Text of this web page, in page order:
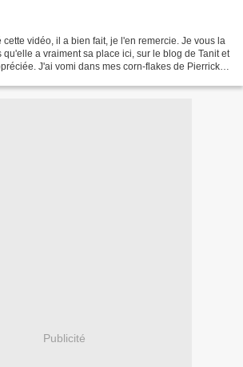
vidéo, il a bien fait, je l'en remercie. Je vous la
a vraiment sa place ici, sur le blog de Tanit et
J'ai vomi dans mes corn-flakes de Pierrick
Publicité